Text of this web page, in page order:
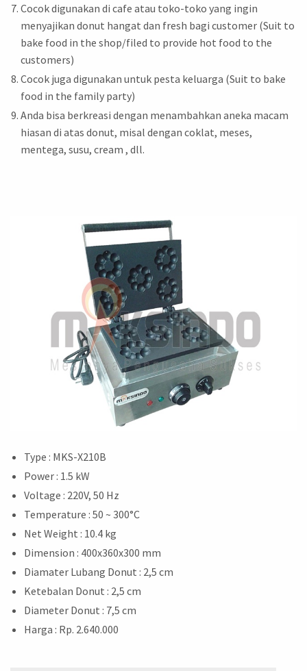
Cocok digunakan di cafe atau toko-toko yang ingin
menyajikan donut hangat dan fresh bagi customer (Suit to
bake food in the shop/filed to provide hot food to the
customers)
Cocok juga digunakan untuk pesta keluarga (Suit to bake
food in the family party)
Anda bisa berkreasi dengan menambahkan aneka macam
hiasan di atas donut, misal dengan coklat, meses,
mentega, susu, cream , dll.
Type : MKS-X210B
Power : 1.5 kW
Voltage : 220V, 50 Hz
Temperature : 50 ~ 300°C
Net Weight : 10.4 kg
Dimension : 400x360x300 mm
Diamater Lubang Donut : 2,5 cm
Ketebalan Donut : 2,5 cm
Diameter Donut : 7,5 cm
Harga : Rp. 2.640.000